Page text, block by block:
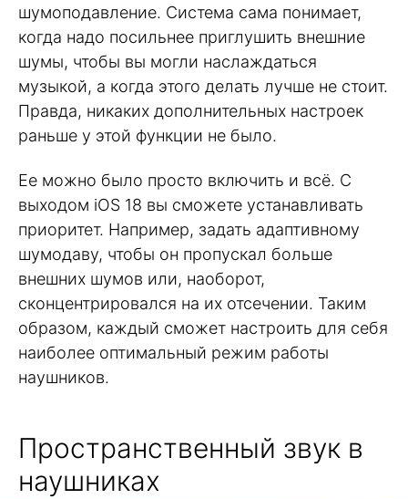
шумоподавление. Система сама понимает,
когда надо посильнее приглушить внешние
шумы, чтобы вы могли наслаждаться
музыкой, а когда этого делать лучше не стоит.
Правда, никаких дополнительных настроек
раньше у этой функции не было.
Ее можно было просто включить и всё. С
выходом iOS 18 вы сможете устанавливать
приоритет. Например, задать адаптивному
шумодаву, чтобы он пропускал больше
внешних шумов или, наоборот,
сконцентрировался на их отсечении. Таким
образом, каждый сможет настроить для себя
наиболее оптимальный режим работы
наушников.
Пространственный звук в
наушниках